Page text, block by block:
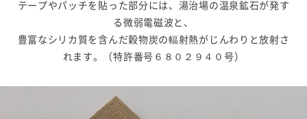
テープやパッチを貼った部分には、湯治場の温泉鉱石が発す
る微弱電磁波と、
豊富なシリカ質を含んだ穀物炭の輻射熱がじんわりと放射さ
れます。（特許番号６８０２９４０号）